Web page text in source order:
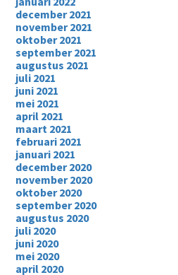
december 2021
november 2021
oktober 2021
september 2021
augustus 2021
juli 2021
juni 2021
mei 2021
april 2021
maart 2021
februari 2021
januari 2021
december 2020
november 2020
oktober 2020
september 2020
augustus 2020
juli 2020
juni 2020
mei 2020
april 2020